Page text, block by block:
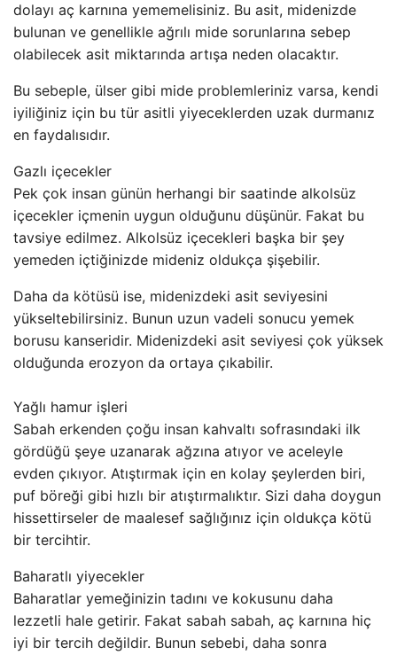
dolayı aç karnına yememelisiniz. Bu asit, midenizde
bulunan ve genellikle ağrılı mide sorunlarına sebep
olabilecek asit miktarında artışa neden olacaktır.
Bu sebeple, ülser gibi mide problemleriniz varsa, kendi
iyiliğiniz için bu tür asitli yiyeceklerden uzak durmanız
en faydalısıdır.
Gazlı içecekler
Pek çok insan günün herhangi bir saatinde alkolsüz
içecekler içmenin uygun olduğunu düşünür. Fakat bu
tavsiye edilmez. Alkolsüz içecekleri başka bir şey
yemeden içtiğinizde mideniz oldukça şişebilir.
Daha da kötüsü ise, midenizdeki asit seviyesini
yükseltebilirsiniz. Bunun uzun vadeli sonucu yemek
borusu kanseridir. Midenizdeki asit seviyesi çok yüksek
olduğunda erozyon da ortaya çıkabilir.
Yağlı hamur işleri
Sabah erkenden çoğu insan kahvaltı sofrasındaki ilk
gördüğü şeye uzanarak ağzına atıyor ve aceleyle
evden çıkıyor. Atıştırmak için en kolay şeylerden biri,
puf böreği gibi hızlı bir atıştırmalıktır. Sizi daha doygun
hissettirseler de maalesef sağlığınız için oldukça kötü
bir tercihtir.
Baharatlı yiyecekler
Baharatlar yemeğinizin tadını ve kokusunu daha
lezzetli hale getirir. Fakat sabah sabah, aç karnına hiç
iyi bir tercih değildir. Bunun sebebi, daha sonra